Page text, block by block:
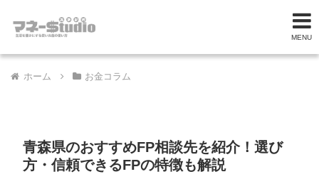
MENU
ホーム お金コラム
青森県のおすすめFP相談先を紹介！選び
方・信頼できるFPの特徴も解説